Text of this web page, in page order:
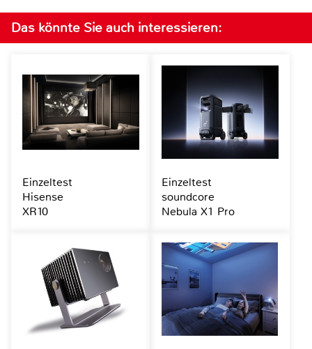
Das könnte Sie auch interessieren:
Einzeltest
Hisense
XR10
Einzeltest
soundcore
Nebula X1 Pro